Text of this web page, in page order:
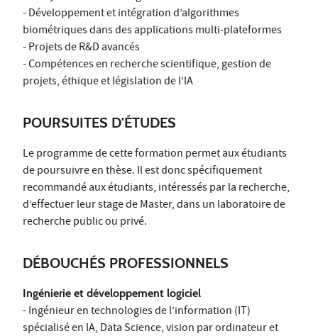
- Développement et intégration d’algorithmes
biométriques dans des applications multi-plateformes
- Projets de R&D avancés
- Compétences en recherche scientifique, gestion de
projets, éthique et législation de l’IA
POURSUITES D'ÉTUDES
Le programme de cette formation permet aux étudiants
de poursuivre en thèse. Il est donc spécifiquement
recommandé aux étudiants, intéressés par la recherche,
d’effectuer leur stage de Master, dans un laboratoire de
recherche public ou privé.
DÉBOUCHÉS PROFESSIONNELS
Ingénierie et développement logiciel
- Ingénieur en technologies de l’information (IT)
spécialisé en IA, Data Science, vision par ordinateur et